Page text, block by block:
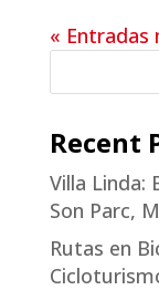
« Entradas
Recent
Villa Linda:
Son Parc,
Rutas en